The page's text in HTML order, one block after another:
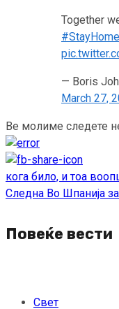
Together
— Boris
March 27,
Ве молиме следете
Continue
Reading
кога било, и тоа
Следна Во Шпанија
Повеќе вести
Свет